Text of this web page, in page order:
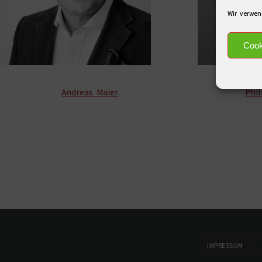
Wir
Andreas Maier
IMPRESSUM